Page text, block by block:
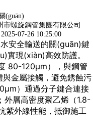
(guān)
螺旋鋼管集團有限公司
2025-07-26 10:25:00
安全輸送的關(guān)鍵
實現(xiàn)高效防護。
80-120μm），與鋼管
金屬接觸，避免銹蝕污
）通過分子鍵合連接
外層高密度聚乙烯（1.8-
紫外線性能，抵御施工